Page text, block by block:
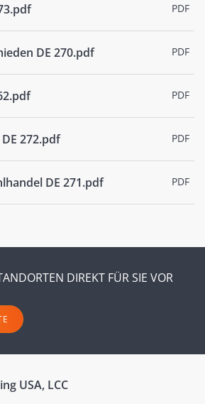
PDF
DE 270.pdf PDF
PDF
272.pdf PDF
DE 271.pdf PDF
DIREKT FÜR SIE VOR
USA, LCC